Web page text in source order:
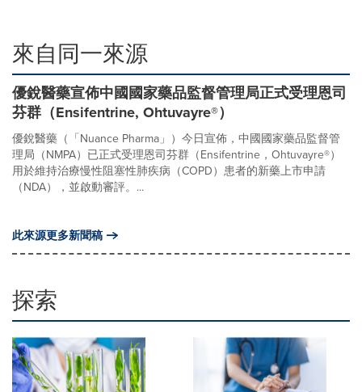
來自同一來源
優銳醫藥宣佈中國國家藥品監督管理局正式受理恩司
芬群（Ensifentrine, Ohtuvayre®）
優銳醫藥（「Nuance Pharma」）今日宣佈，中國國家藥品監督管
理局（NMPA）已正式受理恩司芬群（Ensifentrine，Ohtuvayre®）
用於維持治療慢性阻塞性肺疾病（COPD）患者的新藥上市申請
（NDA），並啟動審評。...
此來源更多新聞稿
探索